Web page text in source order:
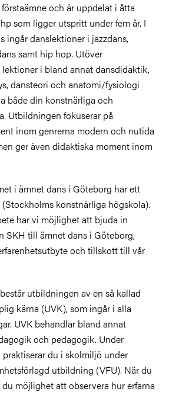
och är uppdelat i åtta
som ligger utspritt under fem år. I
ingår danslektioner i jazzdans,
samt hip hop. Utöver
i bland annat dansdidaktik,
dansteori och anatomi/fysiologi
både din konstnärliga och
Utbildningen fokuserar på
inom genrerna modern och nutida
ger även didaktiska moment inom
i ämnet dans i Göteborg har ett
konstnärliga högskola).
har vi möjlighet att bjuda in
SKH till ämnet dans i Göteborg,
och tillskott till vår
utbildningen av en så kallad
kärna (UVK), som ingår i alla
UVK behandlar bland annat
och pedagogik. Under
praktiserar du i skolmiljö under
utbildning (VFU). När du
möjlighet att observera hur erfarna